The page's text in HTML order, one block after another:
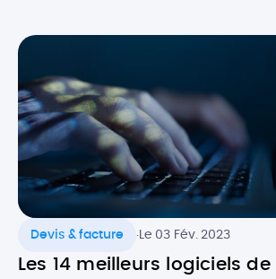
importants, notamment dans un
professionnel. Alors, quels sont les
l’agenda numérique ? Quels
faire […]
Devis & facture .Le 03 Fév. 2023
Les 14 meilleurs logiciels de